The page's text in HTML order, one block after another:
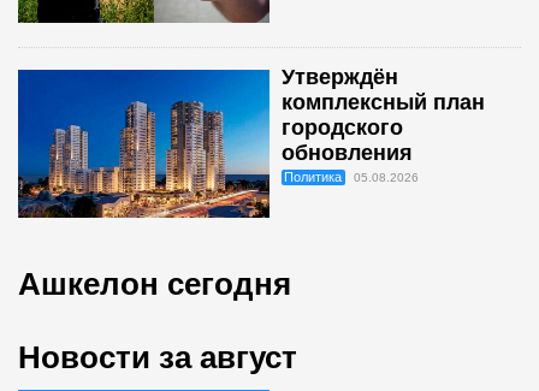
Утверждён
комплексный план
городского
обновления
Политика 05.08.2026
Ашкелон сегодня
Новости за август